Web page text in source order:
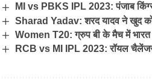
MI vs PBKS IPL 2023: पंजाब
Sharad Yadav: शरद यादव ने खुद को
Women T20: ग्रुप बी के मैच में भारत
RCB vs MI IPL 2023: रॉयल